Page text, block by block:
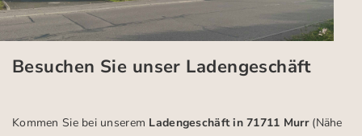
Besuchen Sie unser Ladengeschäft
Kommen Sie bei unserem Ladengeschäft in 71711 Murr (Nähe